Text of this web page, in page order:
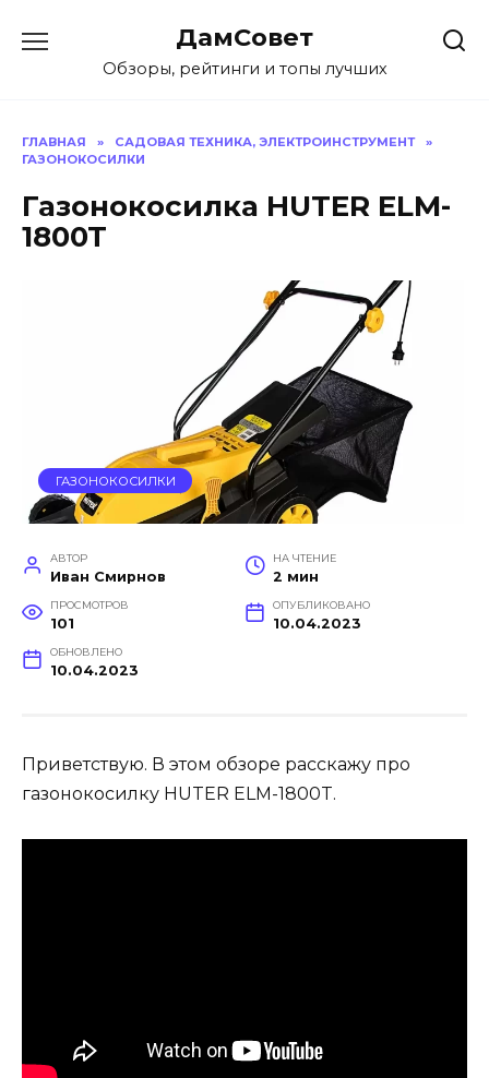
содержанию
ДамСовет
Обзоры, рейтинги и топы лучших
ГЛАВНАЯ » САДОВАЯ ТЕХНИКА, ЭЛЕКТРОИНСТРУМЕНТ
»
ГАЗОНОКОСИЛКИ
Газонокосилка HUTER ELM-
1800T
ГАЗОНОКОСИЛКИ
АВТОР
Иван Смирнов
НА ЧТЕНИЕ
2 мин
ПРОСМОТРОВ
101
ОПУБЛИКОВАНО
10.04.2023
ОБНОВЛЕНО
10.04.2023
Приветствую. В этом обзоре расскажу про
газонокосилку HUTER ELM-1800T.